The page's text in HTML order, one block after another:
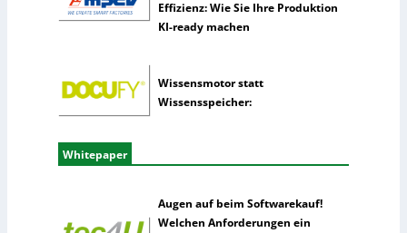
e
Effizienz: Wie Sie Ihre Produktion
KI-ready machen
Wissensmotor statt
Wissensspeicher:
Whitepaper
Augen auf beim Softwarekauf!
Welchen Anforderungen ein